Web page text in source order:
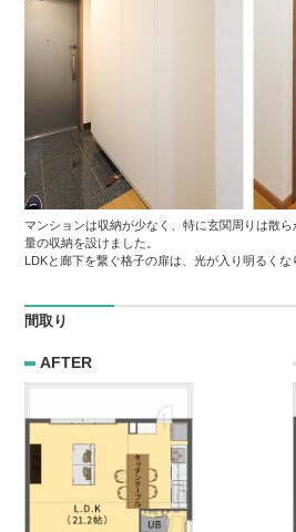
マンションは収納が少なく、特に玄関周りは散
量の収納を設けました。
LDKと廊下を繋ぐ格子の扉は、光が入り明るくな
間取り
AFTER